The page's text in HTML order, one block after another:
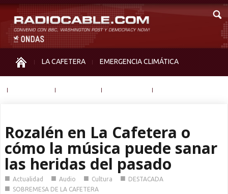
LA CAFETERA EMERGENCIA CLIMÁTICA
Rozalén en La Cafetera o
cómo la música puede sanar
las heridas del pasado
■ Actualidad ■ Audio ■ Cultura ■ DESTACADA
■ SOBREMESA DE LA CAFETERA